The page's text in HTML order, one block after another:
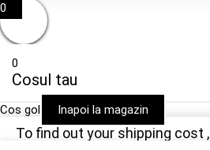
0
0
Cosul tau
Cos gol Inapoi la magazin
To find out your shipping cost ,